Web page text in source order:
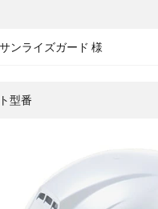
ンライズガード 様
型番